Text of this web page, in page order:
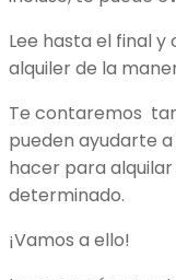
Lee hasta el final
alquiler de la
Te contaremos
pueden ayudarte
hacer para
determinado.
¡Vamos a ello!